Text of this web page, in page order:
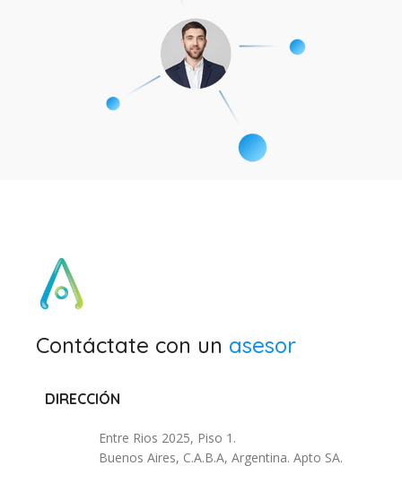
Contáctate con un asesor
DIRECCIÓN
Entre Rios 2025, Piso 1.
Buenos Aires, C.A.B.A, Argentina. Apto SA.